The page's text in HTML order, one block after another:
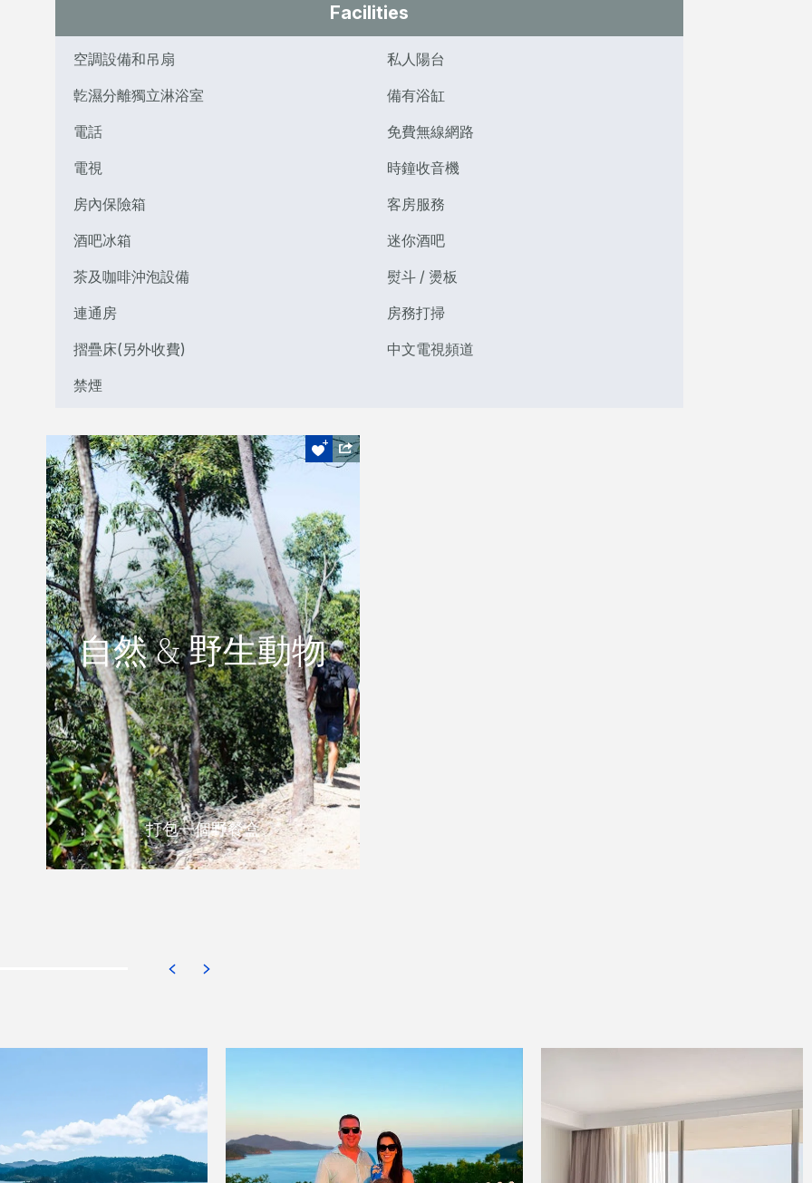
Facilities
空調設備和吊扇
私人陽台
亁濕分離獨立淋浴室
備有浴缸
電話
免費無線網路
電視
時鐘收音機
房內保險箱
客房服務
酒吧冰箱
迷你酒吧
茶及咖啡沖泡設備
熨斗 / 燙板
連通房
房務打掃
摺疊床(另外收費)
中文電視頻道
禁煙
打包一個野餐盒
自然 & 野生動物
打包一個野餐盒
自然 & 野生動物
探索幽靜，沙灘海灣，瞭望壯麗景色，或享
受寧靜的叢林野餐。
閱讀更多